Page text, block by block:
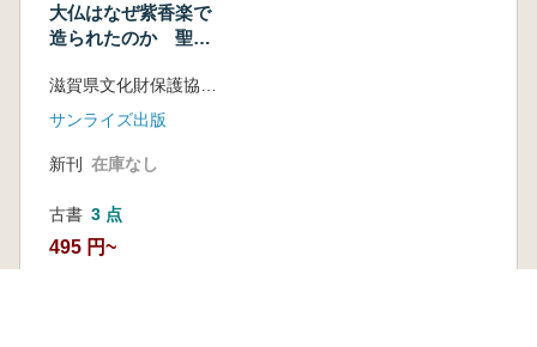
大仏はなぜ紫香楽で
造られたのか 聖武
サンライズ出版
新刊 在庫なし
古書 3 点
495 円~